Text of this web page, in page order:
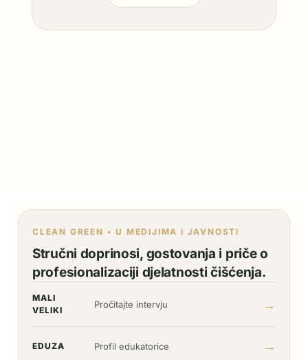
CLEAN GREEN • U MEDIJIMA I JAVNOSTI
Stručni doprinosi, gostovanja i priče o
profesionalizaciji djelatnosti čišćenja.
MALI
VELIKI
Pročitajte intervju →
EDUZA Profil edukatorice →